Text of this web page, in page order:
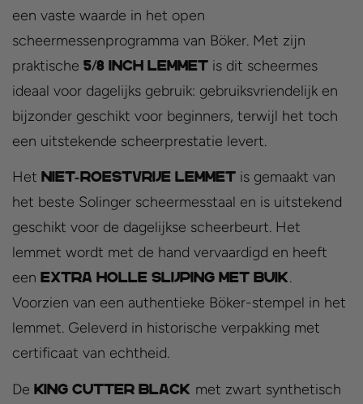
een vaste waarde in het open
scheermessenprogramma van Böker. Met zijn
praktische 5/8 inch lemmet is dit scheermes
ideaal voor dagelijks gebruik: gebruiksvriendelijk en
bijzonder geschikt voor beginners, terwijl het toch
een uitstekende scheerprestatie levert.
Het niet-roestvrije lemmet is gemaakt van
het beste Solinger scheermesstaal en is uitstekend
geschikt voor de dagelijkse scheerbeurt. Het
lemmet wordt met de hand vervaardigd en heeft
een extra holle slijping met buik.
Voorzien van een authentieke Böker-stempel in het
lemmet. Geleverd in historische verpakking met
certificaat van echtheid.
De King Cutter Black met zwart synthetisch